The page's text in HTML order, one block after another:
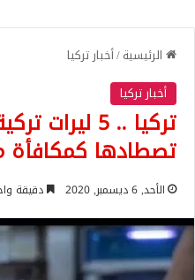
الرئيسية/أخبار تركيا
أخبار تركيا
تركيا .. 5
تصطادها كمكافأة
الأحد, 6 ديسمبر, 2020 دقيقة